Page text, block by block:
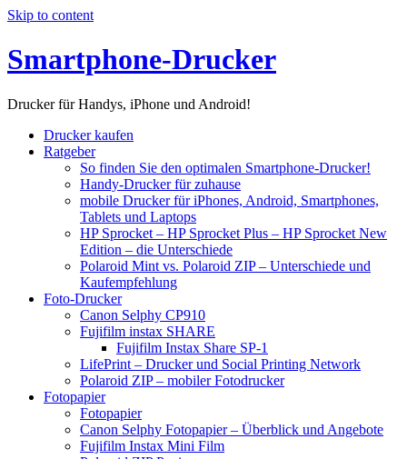
Skip to content
Smartphone-Drucker
Drucker für Handys, iPhone und Android!
Drucker kaufen
Ratgeber
So finden Sie den optimalen Smartphone-Drucker!
Handy-Drucker für zuhause
mobile Drucker für iPhones, Android, Smartphones,
Tablets und Laptops
HP Sprocket – HP Sprocket Plus – HP Sprocket New
Edition – die Unterschiede
Polaroid Mint vs. Polaroid ZIP – Unterschiede und
Kaufempfehlung
Foto-Drucker
Canon Selphy CP910
Fujifilm instax SHARE
Fujifilm Instax Share SP-1
LifePrint – Drucker und Social Printing Network
Polaroid ZIP – mobiler Fotodrucker
Fotopapier
Fotopapier
Canon Selphy Fotopapier – Überblick und Angebote
Fujifilm Instax Mini Film